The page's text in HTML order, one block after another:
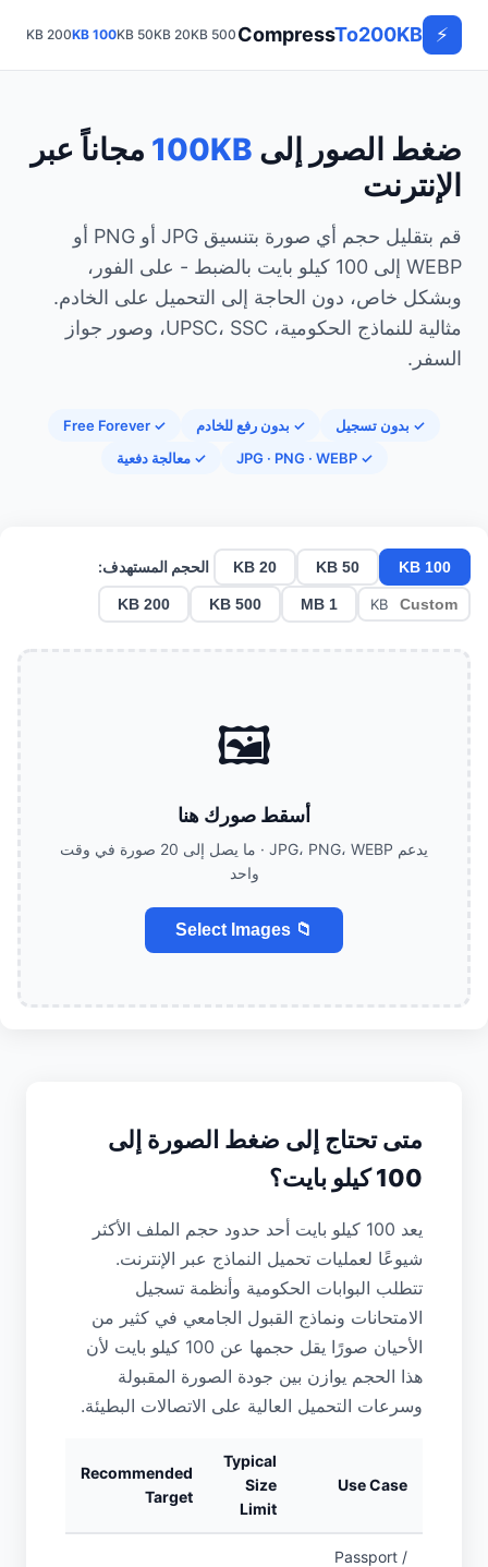
⚡
CompressTo200KB
200 KB 100 KB 50 KB 20 KB 500 KB 1 MB
ضغط الصور إلى 100KB مجاناً عبر
الإنترنت
قم بتقليل حجم أي صورة بتنسيق JPG أو PNG أو
WEBP إلى 100 كيلو بايت بالضبط - على الفور،
وبشكل خاص، دون الحاجة إلى التحميل على الخادم.
مثالية للنماذج الحكومية، UPSC، SSC، وصور جواز
السفر.
✓ Free Forever ✓ بدون رفع للخادم
✓ بدون تسجيل
✓ معالجة دفعية
✓ JPG · PNG · WEBP
الحجم المستهدف: 20 KB 50 KB 100 KB
200 KB 500 KB 1 MB KB
🖼️
أسقط صورك هنا
يدعم JPG، PNG، WEBP · ما يصل إلى 20 صورة في وقت
واحد
📁 Select Images
متى تحتاج إلى ضغط الصورة إلى
100 كيلو بايت؟
يعد 100 كيلو بايت أحد حدود حجم الملف الأكثر
شيوعًا لعمليات تحميل النماذج عبر الإنترنت.
تتطلب البوابات الحكومية وأنظمة تسجيل
الامتحانات ونماذج القبول الجامعي في كثير من
الأحيان صورًا يقل حجمها عن 100 كيلو بايت لأن
هذا الحجم يوازن بين جودة الصورة المقبولة
وسرعات التحميل العالية على الاتصالات البطيئة.
Use Case
Typical
Size
Limit
Recommended
Target
Passport /